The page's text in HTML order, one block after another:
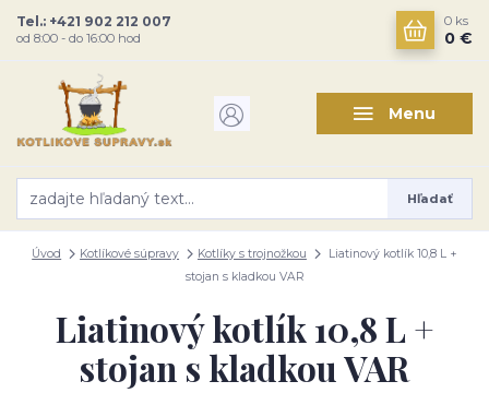
Menu
Hľadať
Tel.: +421 902 212 007
od 8:00 - do 16:00 hod
0 ks
0 €
Úvod Kotlíkové súpravy Kotlíky s trojnožkou
Liatinový kotlík 10,8 L +
stojan s kladkou VAR
Liatinový kotlík 10,8 L +
stojan s kladkou VAR